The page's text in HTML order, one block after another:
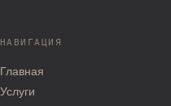
НАВИГАЦИЯ
Главная
Услуги